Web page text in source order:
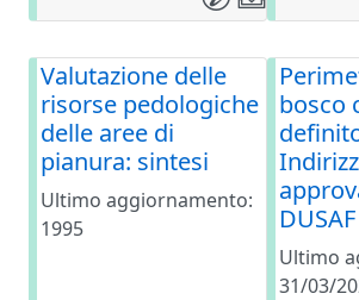
Valutazione delle
risorse pedologiche
delle aree di
pianura: sintesi
Ultimo aggiornamento:
1995
bosco
Ultimo
31/03/